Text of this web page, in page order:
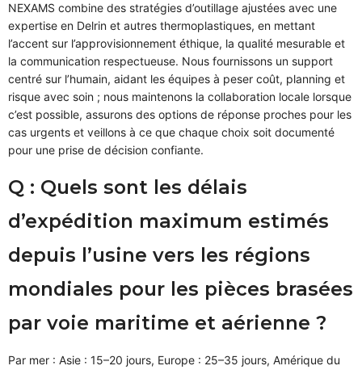
NEXAMS combine des stratégies d’outillage ajustées avec une
expertise en Delrin et autres thermoplastiques, en mettant
l’accent sur l’approvisionnement éthique, la qualité mesurable et
la communication respectueuse. Nous fournissons un support
centré sur l’humain, aidant les équipes à peser coût, planning et
risque avec soin ; nous maintenons la collaboration locale lorsque
c’est possible, assurons des options de réponse proches pour les
cas urgents et veillons à ce que chaque choix soit documenté
pour une prise de décision confiante.
Q : Quels sont les délais
d’expédition maximum estimés
depuis l’usine vers les régions
mondiales pour les pièces brasées
par voie maritime et aérienne ?
Par mer : Asie : 15–20 jours, Europe : 25–35 jours, Amérique du